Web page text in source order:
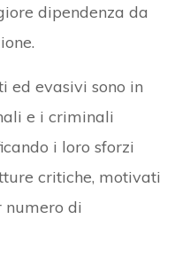
dipendenza da
ed evasivi sono in
e i criminali
i loro sforzi
critiche, motivati
numero di